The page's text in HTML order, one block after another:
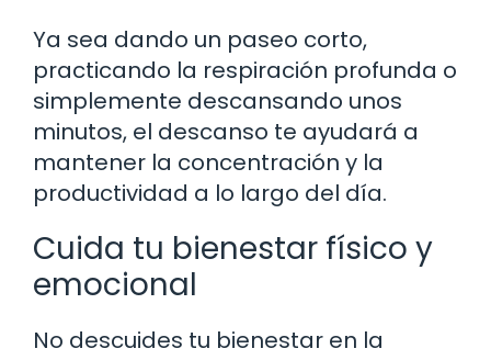
Ya sea dando un paseo corto,
practicando la respiración profunda o
simplemente descansando unos
minutos, el descanso te ayudará a
mantener la concentración y la
productividad a lo largo del día.
Cuida tu bienestar físico y
emocional
No descuides tu bienestar en la